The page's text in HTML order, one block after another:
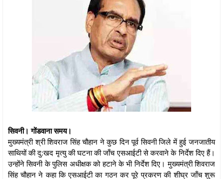
सिवनी। गोंडवाना समय।
मुख्यमंत्री श्री शिवराज सिंह चौहान ने कुछ दिन पूर्व सिवनी जिले में हुई जनजातीय
साथियों की दु:खद मृत्यु की घटना की जाँच एसआईटी से करवाने के निर्देश दिए हैं।
उन्होंने सिवनी के पुलिस अधीक्षक को हटाने के भी निर्देश दिए। मुख्यमंत्री शिवराज
सिंह चौहान ने कहा कि एसआईटी का गठन कर पूरे प्रकरण की शीघ्र जाँच शुरू